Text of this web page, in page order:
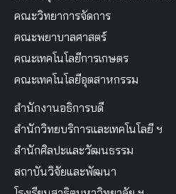
คณะวิทยาการจัดการ
คณะพยาบาลศาสตร์
คณะเทคโนโลยีการเกษตร
คณะเทคโนโลยีอุตสาหกรรม
สำนักงานอธิการบดี
สำนักวิทยบริการและเทคโนโลยี ฯ
สำนักศิลปะและวัฒนธรรม
สถาบันวิจัยและพัฒนา